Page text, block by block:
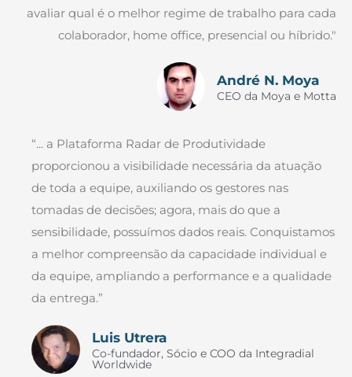
avaliar qual é o melhor regime de trabalho para cada
colaborador, home office, presencial ou híbrido."
André N. Moya
CEO da Moya e Motta
“... a Plataforma Radar de Produtividade
proporcionou a visibilidade necessária da atuação
de toda a equipe, auxiliando os gestores nas
tomadas de decisões; agora, mais do que a
sensibilidade, possuímos dados reais. Conquistamos
a melhor compreensão da capacidade individual e
da equipe, ampliando a performance e a qualidade
da entrega.”
Luis Utrera
Co-fundador, Sócio e COO da Integradial
Worldwide